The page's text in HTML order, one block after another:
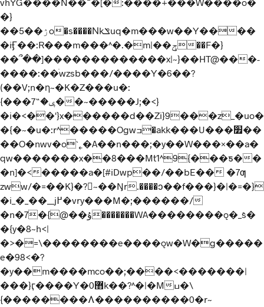
�}
��5��ۯo�s����Νkݏuq�m���w��Y����
�iӺ��:R���m���^�.�m|��ݯ��F�}
��՞��]�������������x|~}��HT@���-
����:��ֹwzsb���/����Y�6��?
(��V;n�η~�K�Z���u�:
{���ݷ�˶7��~�����J;�<}
�i�<��'}x������d��Zi}9���z_�uo�
�{�~�u�:r^�����Ogwߏ�akk���U���׿��
��O�nwv�o`˿�A��n���;�y��W���×��a�
qw�������x��8���Mt1^9{���ƽ��
�n]�<�����a�[#iDwp��/��bE�� �7ƣ
zww/�=��K}�?񾿴~��Ŋr.����ͻ��f���}�|�=�}
�i_�_��__j߂�vry���M�;������/
�n�7�{@��ۇ�������WA��������ǫ�_ŝ�
�{y�8~h<|
�>�=\��������e����ǫw�W�g�����
e�98<�?
�y��m����mco��;����<�������|
���}ӷ����Y�0޻k��?^�|�Mߎ�\
{��������Ʌ����������0�r~